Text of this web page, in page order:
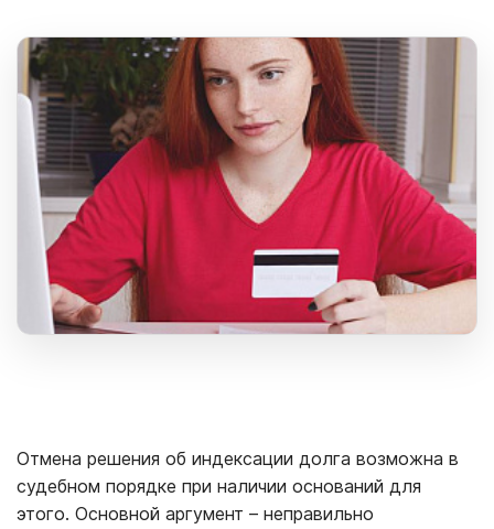
Отмена решения об индексации долга возможна в
судебном порядке при наличии оснований для
этого. Основной аргумент – неправильно